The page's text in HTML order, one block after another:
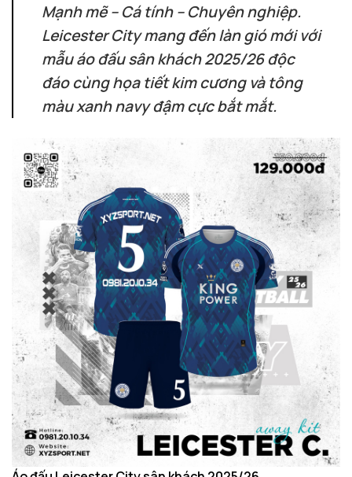
Mạnh mẽ – Cá tính – Chuyên nghiệp.
Leicester City mang đến làn gió mới với
mẫu áo đấu sân khách 2025/26 độc
đáo cùng họa tiết kim cương và tông
màu xanh navy đậm cực bắt mắt.